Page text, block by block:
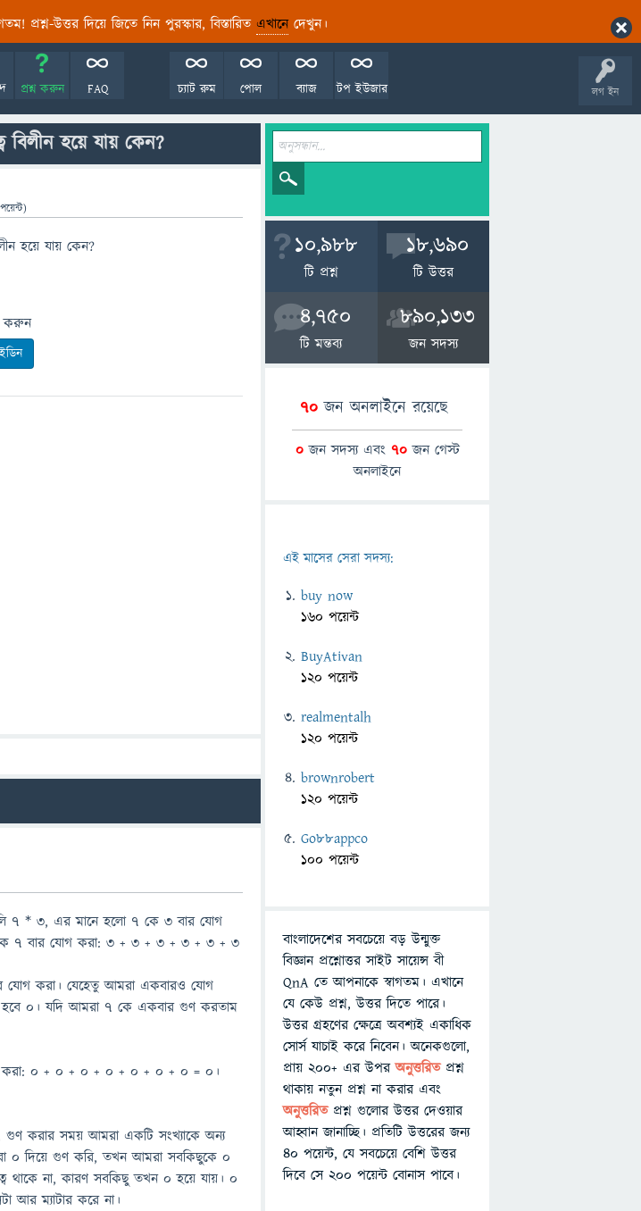
প্রশ্ন-উত্তর দিয়ে জিতে নিন পুরস্কার, বিস্তারিত এখানেদেখুন।
লগ ইন
প্রশ্ন করুন FAQ টপ ইউজার
ব্যাজ
পোল
চ্যাট রুম
বিলীন হয়ে যায় কেন?
পয়েন্ট)
হয়ে যায় কেন?
করুন
৭ * ৩, এর মানে হলো ৭ কে ৩ বার যোগ
৭ বার যোগ করা: ৩ + ৩ + ৩ + ৩ + ৩ + ৩
করা। যেহেতু আমরা একবারও যোগ
হবে ০। যদি আমরা ৭ কে একবার গুণ করতাম
করা: ০ + ০ + ০ + ০ + ০ + ০ + ০ = ০।
গুণ করার সময় আমরা একটি সংখ্যাকে অন্য
০ দিয়ে গুণ করি, তখন আমরা সবকিছুকে ০
থাকে না, কারণ সবকিছু তখন ০ হয়ে যায়। ০
আর ম্যাটার করে না।
10,988
টি প্রশ্ন
18,690
টি উত্তর
4,750
টি মন্তব্য
890,133
জন সদস্য
70জন অনলাইনে রয়েছে
0জন সদস্য এবং 70জন গেস্ট
অনলাইনে
এই মাসের সেরা সদস্য:
buy now
160 পয়েন্ট
BuyAtivan
120 পয়েন্ট
realmentalh
120 পয়েন্ট
brownrobert
120 পয়েন্ট
Go88appco
100 পয়েন্ট
বাংলাদেশের সবচেয়ে বড় উন্মুক্ত
বিজ্ঞান প্রশ্নোত্তর সাইট সায়েন্স বী
QnA তে আপনাকে স্বাগতম। এখানে
যে কেউ প্রশ্ন, উত্তর দিতে পারে।
উত্তর গ্রহণের ক্ষেত্রে অবশ্যই একাধিক
সোর্স যাচাই করে নিবেন। অনেকগুলো,
প্রায় ২০০+ এর উপরঅনুত্তরিতপ্রশ্ন
থাকায় নতুন প্রশ্ন না করার এবং
অনুত্তরিত প্রশ্ন গুলোর উত্তর দেওয়ার
আহ্বান জানাচ্ছি। প্রতিটি উত্তরের জন্য
৪০ পয়েন্ট, যে সবচেয়ে বেশি উত্তর
দিবে সে ২০০ পয়েন্ট বোনাস পাবে।